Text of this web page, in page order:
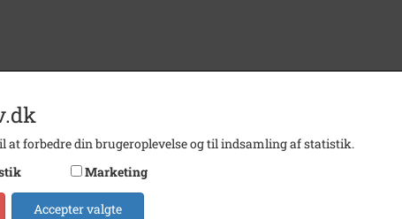
at forbedre din brugeroplevelse og til indsamling af statistik.
Marketing
Accepter valgte